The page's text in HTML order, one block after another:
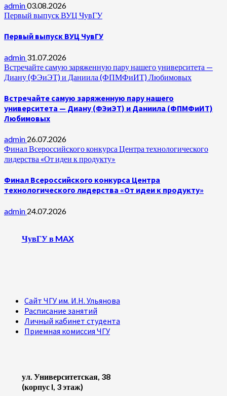
admin03.08.2026
Первый выпуск ВУЦ ЧувГУ
Первый выпуск ВУЦ ЧувГУ
admin 31.07.2026
Встречайте самую заряженную пару нашего университета —
Диану (ФЭиЭТ) и Даниила (ФПМФиИТ) Любимовых
Встречайте самую заряженную пару нашего
университета — Диану (ФЭиЭТ) и Даниила (ФПМФиИТ)
Любимовых
admin 26.07.2026
Финал Всероссийского конкурса Центра технологического
лидерства «От идеи к продукту»
Финал Всероссийского конкурса Центра
технологического лидерства «От идеи к продукту»
admin 24.07.2026
ЧувГУ в MAX
Сайт ЧГУ им. И.Н. Ульянова
Расписание занятий
Личный кабинет студента
Приемная комиссия ЧГУ
ул. Университетская, 38
(корпус I, 3 этаж)